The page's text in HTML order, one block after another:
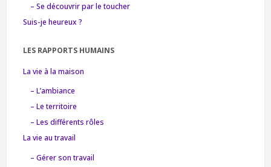
– Se découvrir par le toucher
Suis-je heureux ?
LES RAPPORTS HUMAINS
La vie à la maison
– L’ambiance
– Le territoire
– Les différents rôles
La vie au travail
– Gérer son travail